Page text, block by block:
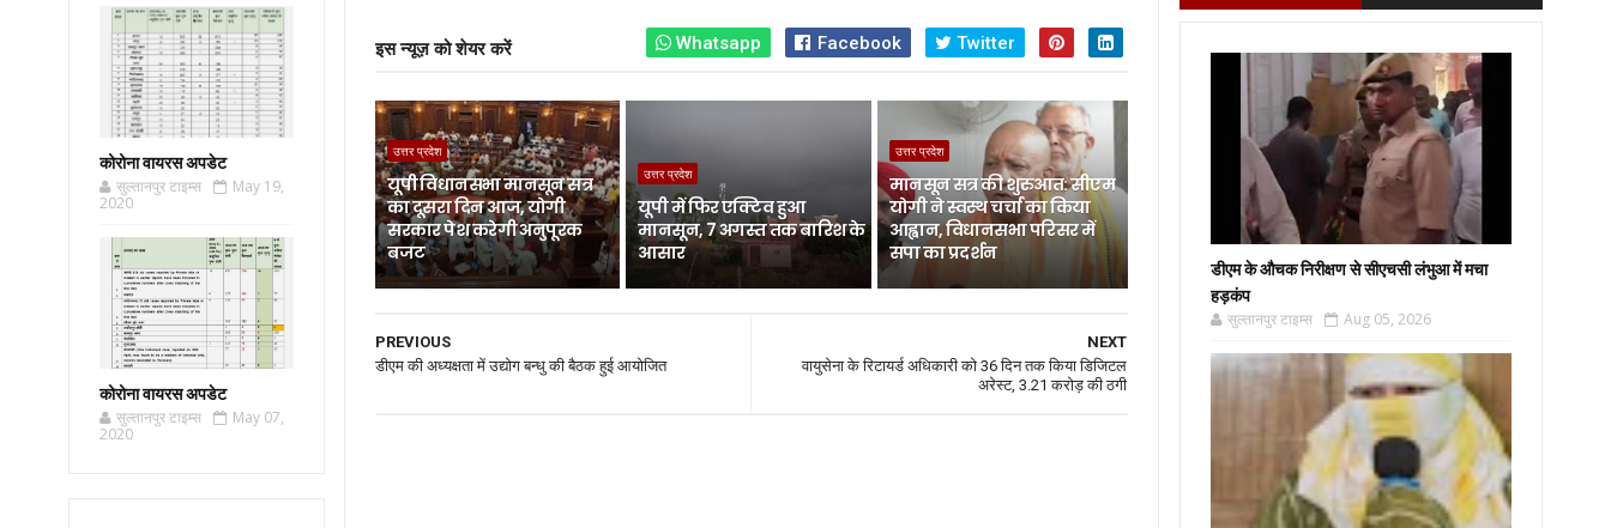
कोरोना वायरस अपडेट
सुल्तानपुर टाइम्स
May 19,
2020
कोरोना वायरस अपडेट
सुल्तानपुर टाइम्स
May 07,
2020
इस न्यूज़ को शेयर करें Whatsapp Facebook Twitter
उत्तर प्रदेश
यूपी विधानसभा मानसून सत्र
का दूसरा दिन आज, योगी
सरकार पेश करेगी अनुपूरक
बजट
उत्तर प्रदेश
यूपी में फिर एक्टिव हुआ
मानसून, 7 अगस्त तक बारिश के
आसार
उत्तर प्रदेश
मानसून सत्र की शुरुआत: सीएम
योगी ने स्वस्थ चर्चा का किया
आह्वान, विधानसभा परिसर में
सपा का प्रदर्शन
NEXT
वायुसेना के रिटायर्ड अधिकारी को 36 दिन तक किया डिजिटल
अरेस्ट, 3.21 करोड़ की ठगी
PREVIOUS
डीएम की अध्यक्षता में उद्योग बन्धु की बैठक हुई आयोजित
डीएम के औचक निरीक्षण से सीएचसी लंभुआ में मचा
हड़कंप
सुल्तानपुर टाइम्स Aug 05, 2026